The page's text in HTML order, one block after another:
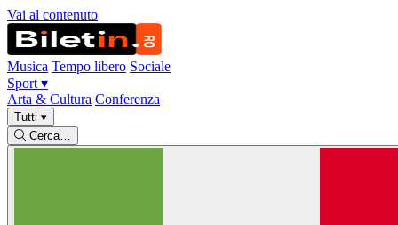
Vai al contenuto
Musica Tempo libero Sociale
Sport ▾
Arta & Cultura Conferenza
Tutti ▾
Cerca…